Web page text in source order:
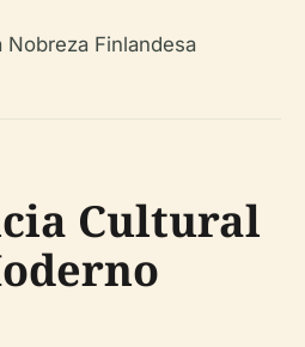
Cultural